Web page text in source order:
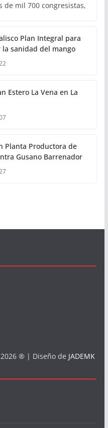
mil 700 congresistas,
Plan Integral para
sanidad del mango
Estero La Vena en La
Planta Productora de
Gusano Barrenador
® | Diseño de JADEMK